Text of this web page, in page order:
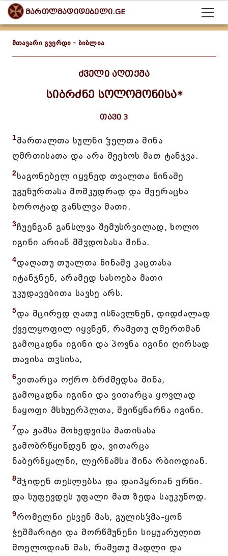
მართლმადიდებელი.GE
მთავარი გვერდი - ბიბლია
ძველი აღთქმა
სიბრძნე სოლომონისა*
თავი 3
1მართალთა სულნი ჴელთა შინა
ღმრთისათა და არა შეეხოს მათ ტანჯვა.
2საგონებელ იყვნედ თვალთა წინაშე
უგუნურთასა მომკუდრად და შეერაცხა
ბოროტად განსლვა მათი.
3ჩუენგან განსლვა შემუსრვილად, ხოლო
იგინი არიან მშჳდობასა შინა.
4დაღათუ თუალთა წინაშე კაცთასა
იტანჯნენ, არამედ სასოება მათი
უკუდავებითა სავსე არს.
5და მცირედ ღათუ ისწავლნენ, დიდძალად
ქველყოფილ იყვნენ, რამეთუ ღმერთმან
გამოცადნა იგინი და პოვნა იგინი ღირსად
თავისა თჳსისა,
6ვითარცა ოქრო ბრძმედსა შინა,
გამოცადნა იგინი და ვითარცა ყოვლად
ნაყოფი მსხუერპლთა, შეიწყნარნა იგინი.
7და ჟამსა მოხედვისა მათისასა
გამობრწყინდენ და, ვითარცა
ნაბერწყალნი, ლერწამსა შინა რბიოდიან.
8შჯიდენ თესლებსა და დაიპყრიან ერნი.
და სუფევდეს უფალი მათ ზედა საუკუნოდ.
9რომელნი ესვენ მას, გულისჴმა-ყონ
ჭეშმარიტი და მორწმუნენი სიყუარულით
მოელოდიან მას, რამეთუ მადლი და